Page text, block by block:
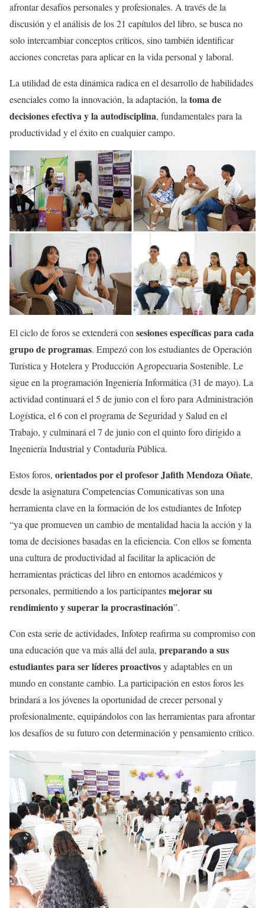
afrontar desafíos personales y profesionales. A través de la
discusión y el análisis de los 21 capítulos del libro, se busca no
solo intercambiar conceptos críticos, sino también identificar
acciones concretas para aplicar en la vida personal y laboral.
La utilidad de esta dinámica radica en el desarrollo de habilidades
esenciales como la innovación, la adaptación, latoma de
decisiones efectiva y la autodisciplina, fundamentales para la
productividad y el éxito en cualquier campo.
El ciclo de foros se extenderá con sesiones específicas para cada
grupo de programas. Empezó con los estudiantes de Operación
Turística y Hotelera y Producción Agropecuaria Sostenible. Le
sigue en la programación Ingeniería Informática (31 de mayo). La
actividad continuará el 5 de junio con el foro para Administración
Logística, el 6 con el programa de Seguridad y Salud en el
Trabajo, y culminará el 7 de junio con el quinto foro dirigido a
Ingeniería Industrial y Contaduría Pública.
Estos foros, orientados por el profesor Jafith Mendoza Oñate,
desde la asignatura Competencias Comunicativas son una
herramienta clave en la formación de los estudiantes de Infotep
“ya que promueven un cambio de mentalidad hacia la acción y la
toma de decisiones basadas en la eficiencia. Con ellos se fomenta
una cultura de productividad al facilitar la aplicación de
herramientas prácticas del libro en entornos académicos y
personales, permitiendo a los participantesmejorar su
rendimiento y superar la procrastinación”.
Con esta serie de actividades, Infotep reafirma su compromiso con
una educación que va más allá del aula, preparando a sus
estudiantes para ser líderes proactivosy adaptables en un
mundo en constante cambio. La participación en estos foros les
brindará a los jóvenes la oportunidad de crecer personal y
profesionalmente, equipándolos con las herramientas para afrontar
los desafíos de su futuro con determinación y pensamiento crítico.